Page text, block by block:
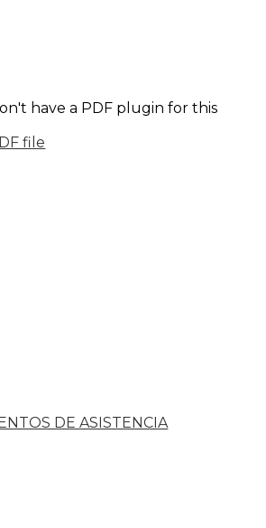
have a PDF plugin for this
file
DE ASISTENCIA